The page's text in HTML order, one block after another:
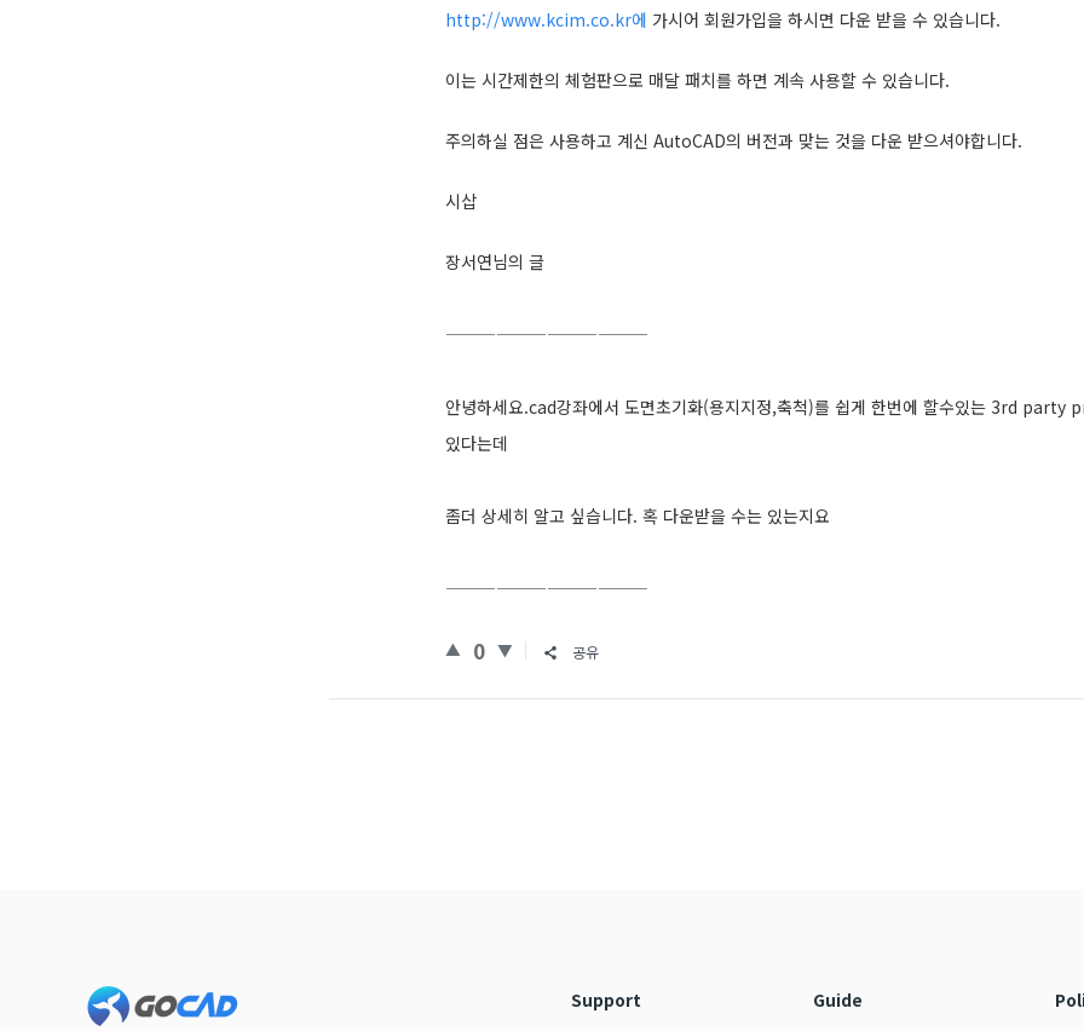
http://www.kcim.co.kr에 가시어 회원가입을 하시면 다운 받을 수 있습니다.
이는 시간제한의 체험판으로 매달 패치를 하면 계속 사용할 수 있습니다.
주의하실 점은 사용하고 계신 AutoCAD의 버전과 맞는 것을 다운 받으셔야합니다.
시삽
장서연님의 글
————————————
안녕하세요.cad강좌에서 도면초기화(용지지정,축척)를 쉽게 한번에 할수있는 3rd party
있다는데
좀더 상세히 알고 싶습니다. 혹 다운받을 수는 있는지요
————————————
0 공유
Footer Support Guide